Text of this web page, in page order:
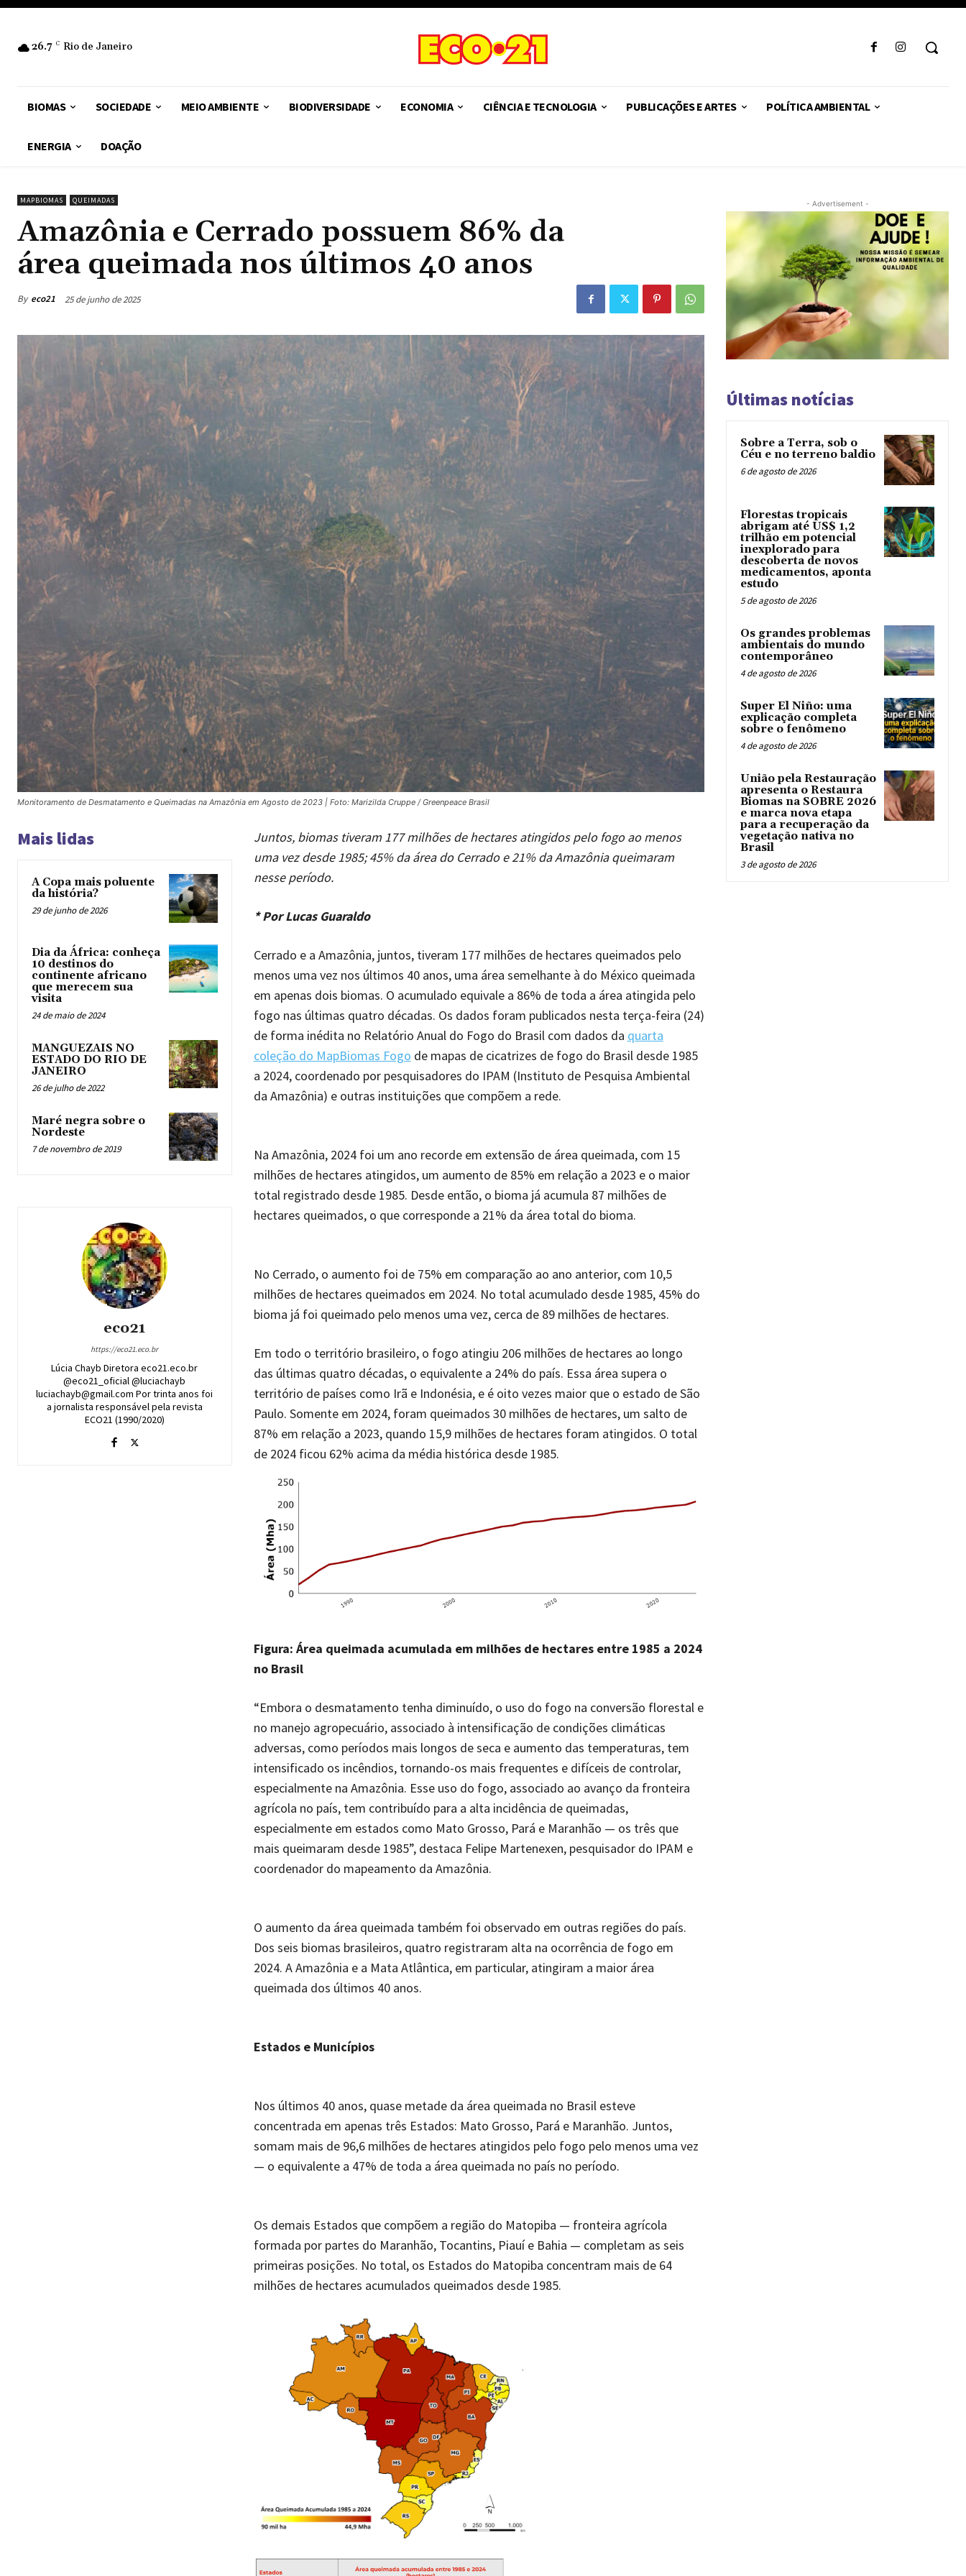
26.7 C Rio de Janeiro
BIOMAS SOCIEDADE MEIO AMBIENTE BIODIVERSIDADE ECONOMIA CIÊNCIA E TECNOLOGIA PUBLICAÇÕES E ARTES POLÍTICA AMBIENTAL
ENERGIA DOAÇÃO
MAPBIOMAS QUEIMADAS
Amazônia e Cerrado possuem 86% da
área queimada nos últimos 40 anos
By eco21 25 de junho de 2025
Monitoramento de Desmatamento e Queimadas na Amazônia em Agosto de 2023 | Foto: Marizilda Cruppe / Greenpeace Brasil
Mais lidas
A Copa mais poluente
da história?
29 de junho de 2026
Dia da África: conheça
10 destinos do
continente africano
que merecem sua
visita
24 de maio de 2024
MANGUEZAIS NO
ESTADO DO RIO DE
JANEIRO
26 de julho de 2022
Maré negra sobre o
Nordeste
7 de novembro de 2019
eco21
https://eco21.eco.br
Lúcia Chayb Diretora eco21.eco.br
@eco21_oficial @luciachayb
luciachayb@gmail.com Por trinta anos foi
a jornalista responsável pela revista
ECO21 (1990/2020)
Juntos, biomas tiveram 177 milhões de hectares atingidos pelo fogo ao menos
uma vez desde 1985; 45% da área do Cerrado e 21% da Amazônia queimaram
nesse período.
* Por Lucas Guaraldo
Cerrado e a Amazônia, juntos, tiveram 177 milhões de hectares queimados pelo
menos uma vez nos últimos 40 anos, uma área semelhante à do México queimada
em apenas dois biomas. O acumulado equivale a 86% de toda a área atingida pelo
fogo nas últimas quatro décadas. Os dados foram publicados nesta terça-feira (24)
de forma inédita no Relatório Anual do Fogo do Brasil com dados da quarta
coleção do MapBiomas Fogo de mapas de cicatrizes de fogo do Brasil desde 1985
a 2024, coordenado por pesquisadores do IPAM (Instituto de Pesquisa Ambiental
da Amazônia) e outras instituições que compõem a rede.
Na Amazônia, 2024 foi um ano recorde em extensão de área queimada, com 15
milhões de hectares atingidos, um aumento de 85% em relação a 2023 e o maior
total registrado desde 1985. Desde então, o bioma já acumula 87 milhões de
hectares queimados, o que corresponde a 21% da área total do bioma.
No Cerrado, o aumento foi de 75% em comparação ao ano anterior, com 10,5
milhões de hectares queimados em 2024. No total acumulado desde 1985, 45% do
bioma já foi queimado pelo menos uma vez, cerca de 89 milhões de hectares.
Em todo o território brasileiro, o fogo atingiu 206 milhões de hectares ao longo
das últimas quatro décadas, o equivalente a 24% do país. Essa área supera o
território de países como Irã e Indonésia, e é oito vezes maior que o estado de São
Paulo. Somente em 2024, foram queimados 30 milhões de hectares, um salto de
87% em relação a 2023, quando 15,9 milhões de hectares foram atingidos. O total
de 2024 ficou 62% acima da média histórica desde 1985.
Figura: Área queimada acumulada em milhões de hectares entre 1985 a 2024
no Brasil
“Embora o desmatamento tenha diminuído, o uso do fogo na conversão florestal e
no manejo agropecuário, associado à intensificação de condições climáticas
adversas, como períodos mais longos de seca e aumento das temperaturas, tem
intensificado os incêndios, tornando-os mais frequentes e difíceis de controlar,
especialmente na Amazônia. Esse uso do fogo, associado ao avanço da fronteira
agrícola no país, tem contribuído para a alta incidência de queimadas,
especialmente em estados como Mato Grosso, Pará e Maranhão — os três que
mais queimaram desde 1985”, destaca Felipe Martenexen, pesquisador do IPAM e
coordenador do mapeamento da Amazônia.
O aumento da área queimada também foi observado em outras regiões do país.
Dos seis biomas brasileiros, quatro registraram alta na ocorrência de fogo em
2024. A Amazônia e a Mata Atlântica, em particular, atingiram a maior área
queimada dos últimos 40 anos.
Estados e Municípios
Nos últimos 40 anos, quase metade da área queimada no Brasil esteve
concentrada em apenas três Estados: Mato Grosso, Pará e Maranhão. Juntos,
somam mais de 96,6 milhões de hectares atingidos pelo fogo pelo menos uma vez
— o equivalente a 47% de toda a área queimada no país no período.
Os demais Estados que compõem a região do Matopiba — fronteira agrícola
formada por partes do Maranhão, Tocantins, Piauí e Bahia — completam as seis
primeiras posições. No total, os Estados do Matopiba concentram mais de 64
milhões de hectares acumulados queimados desde 1985.
- Advertisement -
Últimas notícias
Sobre a Terra, sob o
Céu e no terreno baldio
6 de agosto de 2026
Florestas tropicais
abrigam até US$ 1,2
trilhão em potencial
inexplorado para
descoberta de novos
medicamentos, aponta
estudo
5 de agosto de 2026
Os grandes problemas
ambientais do mundo
contemporâneo
4 de agosto de 2026
Super El Niño: uma
explicação completa
sobre o fenômeno
4 de agosto de 2026
União pela Restauração
apresenta o Restaura
Biomas na SOBRE 2026
e marca nova etapa
para a recuperação da
vegetação nativa no
Brasil
3 de agosto de 2026